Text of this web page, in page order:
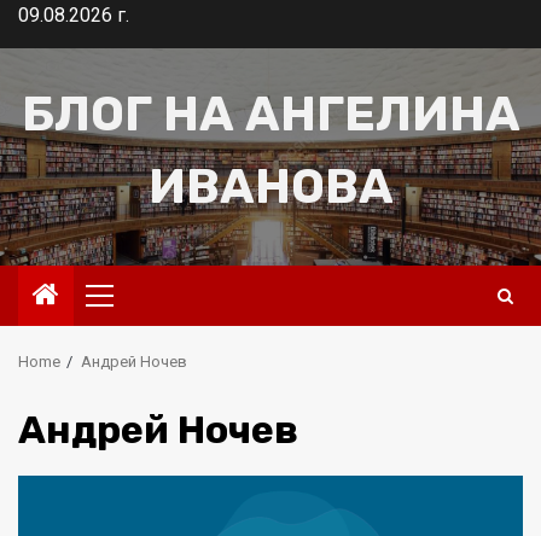
Skip09.08.2026 г.
БЛОГ НА АНГЕЛИНА
ИВАНОВА
Primary
Menu
Home Андрей Ночев
Андрей Ночев